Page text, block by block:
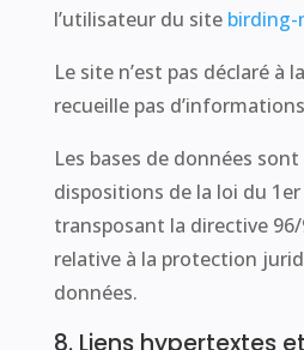
l’utilisateur du site birding-
Le site n’est pas déclaré à
recueille pas
Les bases de données
dispositions de la loi du
transposant la directive
relative à la protection
données.
8. Liens hypertextes